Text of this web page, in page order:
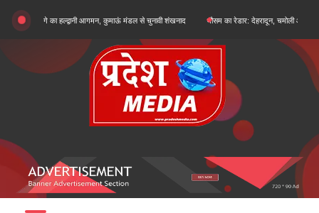
Skip
content
खरगे का हल्द्वानी आगमन, कुमाऊं मंडल से चुनावी शंखनाद मौसम का रेडार: देहरादून, चमोली और बागेश्वर में